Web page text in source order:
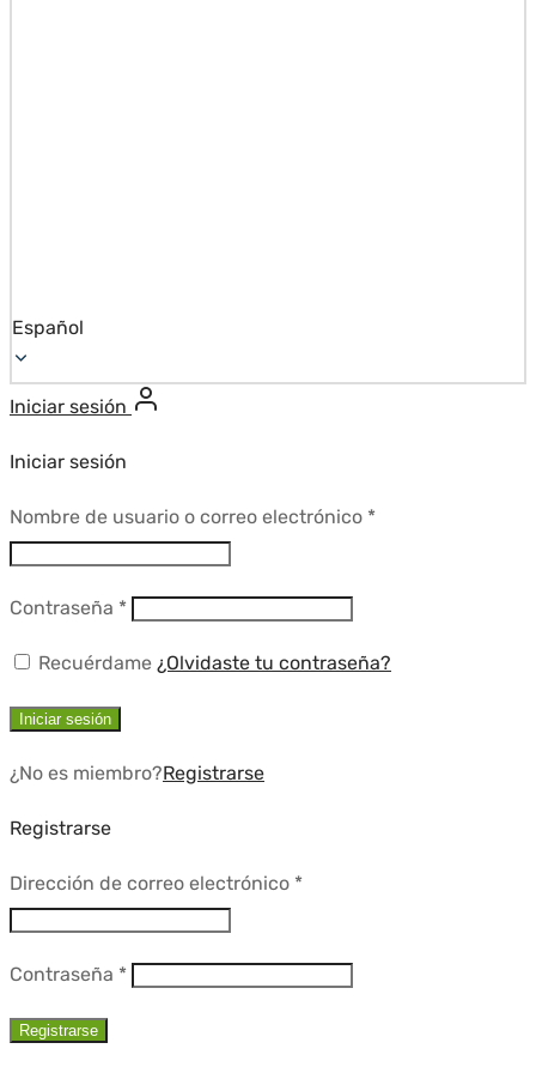
Español
Iniciar sesión
Iniciar sesión
Nombre de usuario o correo electrónico *Requerido
Contraseña *Requerido
Recuérdame ¿Olvidaste tu contraseña?
Iniciar sesión
¿No es miembro?Registrarse
Registrarse
Dirección de correo electrónico *Requerido
Contraseña *Requerido
Registrarse